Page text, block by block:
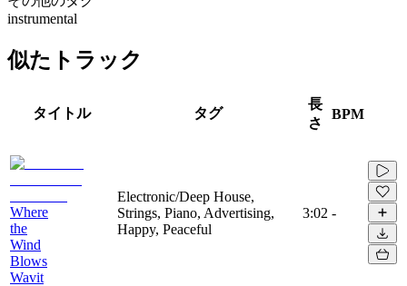
instrumental
似たトラック
タイトル タグ
長
さ
BPM
Where
the
Wind
Blows
Wavit
Electronic/Deep House,
Strings, Piano, Advertising,
Happy, Peaceful
3:02 -